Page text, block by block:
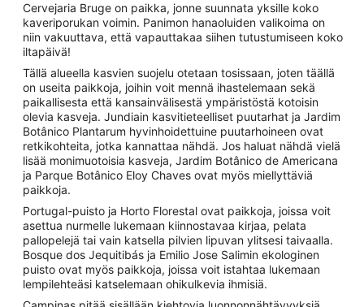
Cervejaria Bruge on paikka, jonne suunnata yksille koko
kaveriporukan voimin. Panimon hanaoluiden valikoima on
niin vakuuttava, että vapauttakaa siihen tutustumiseen koko
iltapäivä!
Tällä alueella kasvien suojelu otetaan tosissaan, joten täällä
on useita paikkoja, joihin voit mennä ihastelemaan sekä
paikallisesta että kansainvälisestä ympäristöstä kotoisin
olevia kasveja. Jundiain kasvitieteelliset puutarhat ja Jardim
Botânico Plantarum hyvinhoidettuine puutarhoineen ovat
retkikohteita, jotka kannattaa nähdä. Jos haluat nähdä vielä
lisää monimuotoisia kasveja, Jardim Botânico de Americana
ja Parque Botânico Eloy Chaves ovat myös miellyttäviä
paikkoja.
Portugal-puisto ja Horto Florestal ovat paikkoja, joissa voit
asettua nurmelle lukemaan kiinnostavaa kirjaa, pelata
pallopelejä tai vain katsella pilvien lipuvan ylitsesi taivaalla.
Bosque dos Jequitibás ja Emilio Jose Salimin ekologinen
puisto ovat myös paikkoja, joissa voit istahtaa lukemaan
lempilehteäsi katselemaan ohikulkevia ihmisiä.